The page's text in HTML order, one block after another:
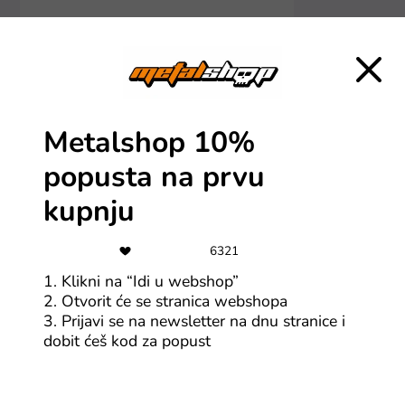
Više o factcool
Dosta ti je pretraživanja svih stranica raznih modnih
brendova za taj savršeni komad koji si vidjela na
Instagramu? Factcool je tu da ti olakša potragu!
Metalshop 10%
popusta na prvu
kupnju
6321
1. Klikni na “Idi u webshop”
2. Otvorit će se stranica webshopa
3. Prijavi se na newsletter na dnu stranice i
dobit ćeš kod za popust